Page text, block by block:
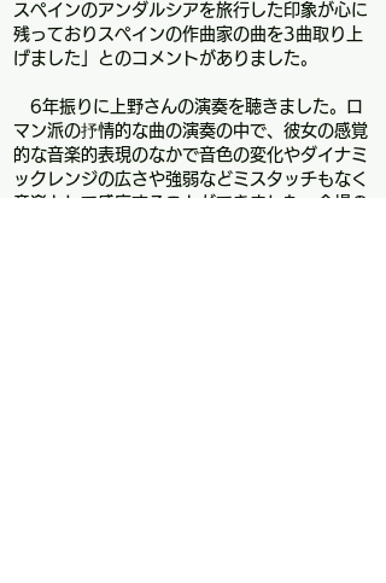
スペインのアンダルシアを旅行した印象が心に
残っておりスペインの作曲家の曲を3曲取り上
げました」とのコメントがありました。
6年振りに上野さんの演奏を聴きました。ロ
マン派の抒情的な曲の演奏の中で、彼女の感覚
的な音楽的表現のなかで音色の変化やダイナミ
ックレンジの広さや強弱などミスタッチもなく
音楽として感応することができました。会場の